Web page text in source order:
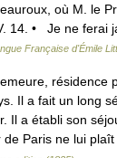
où M. le
14. • Je ne ferai
Française d'Émile
résidence
Il a fait un long
Il a établi son
de Paris ne lui